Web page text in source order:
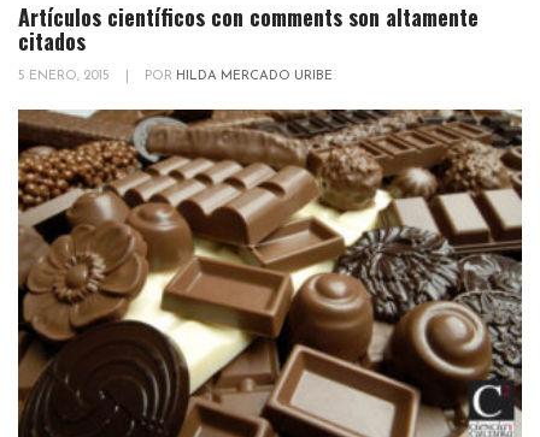
Artículos científicos con comments son altamente
citados
5 ENERO, 2015 POR HILDA MERCADO URIBE